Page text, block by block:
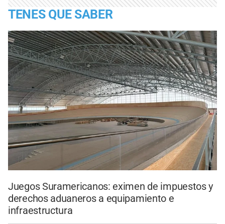
TENES QUE SABER
Juegos Suramericanos: eximen de impuestos y
derechos aduaneros a equipamiento e
infraestructura